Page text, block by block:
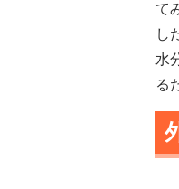
て
し
水
る